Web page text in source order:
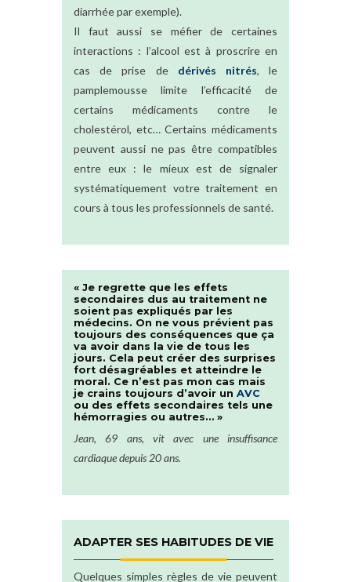
diarrhée par exemple).
Il faut aussi se méfier de certaines
interactions : l’alcool est à proscrire en
cas de prise de dérivés nitrés, le
pamplemousse limite l’efficacité de
certains médicaments contre le
cholestérol, etc… Certains médicaments
peuvent aussi ne pas être compatibles
entre eux : le mieux est de signaler
systématiquement votre traitement en
cours à tous les professionnels de santé.
« Je regrette que les effets
secondaires dus au traitement ne
soient pas expliqués par les
médecins. On ne vous prévient pas
toujours des conséquences que ça
va avoir dans la vie de tous les
jours. Cela peut créer des surprises
fort désagréables et atteindre le
moral. Ce n’est pas mon cas mais
je crains toujours d’avoir un AVC
ou des effets secondaires tels une
hémorragies ou autres… »
Jean, 69 ans, vit avec une insuffisance
cardiaque depuis 20 ans.
ADAPTER SES HABITUDES DE VIE
Quelques simples règles de vie peuvent